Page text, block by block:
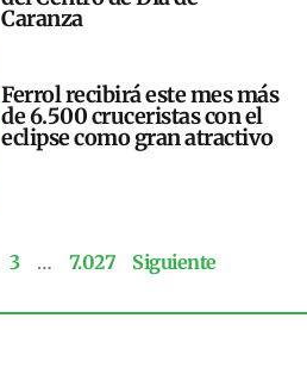
Caranza
Ferrol recibirá este mes más
de 6.500 cruceristas con el
eclipse como gran atractivo
3 … 7.027 Siguiente